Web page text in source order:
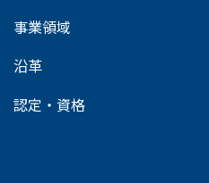
事業領域
沿革
認定・資格